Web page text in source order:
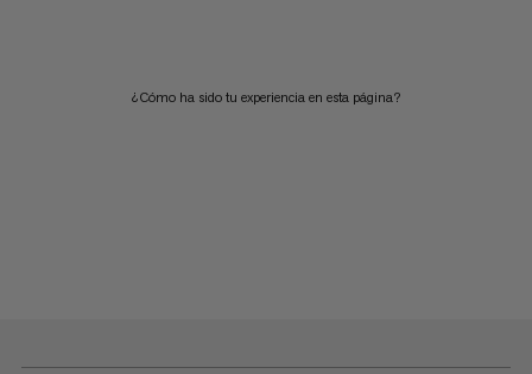
¿Cómo ha sido tu experiencia en esta página?